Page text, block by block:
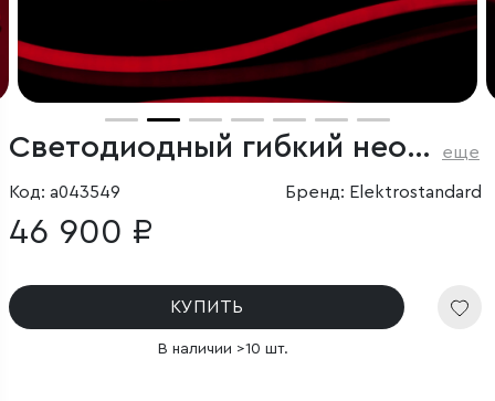
Светодиодный гибкий неон 220V 9.6W/м 144Led/м 2835 IP67 круглый, красный, 50 м еще
Код: a043549 Бренд: Elektrostandard
46 900 ₽
КУПИТЬ
В наличии >10 шт.